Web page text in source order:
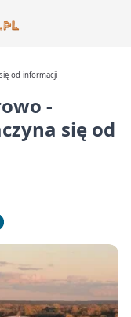
od informacji
-
się od